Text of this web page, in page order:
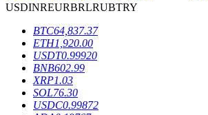
บริการยืมเงินที่ได้รับการสนับสนุนจาก
USDINREURBRLRUBTRY
BTC64,837.37
ETH1,920.00
USDT0.99920
BNB602.99
XRP1.03
SOL76.30
USDC0.99872